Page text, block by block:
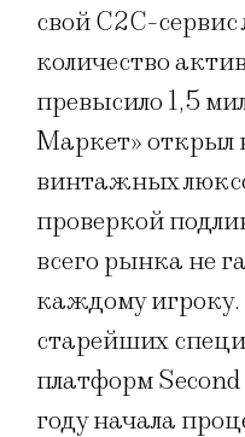
свой C2C-
количество
превысило 1,5
Маркет» открыл
винтажных
проверкой
всего рынка не
каждому
старейших
платформ
году начала